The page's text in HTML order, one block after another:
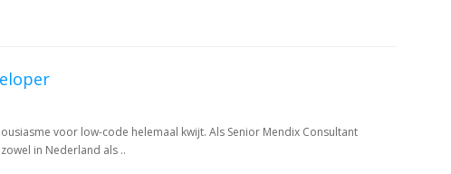
voor low-code helemaal kwijt. Als Senior Mendix Consultant
in Nederland als ..